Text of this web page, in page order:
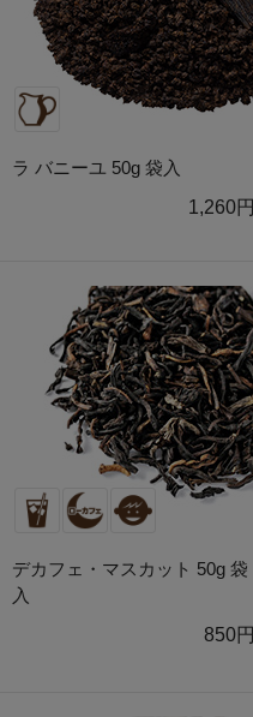
ラ バニーユ 50g 袋入
1,260円
デカフェ・マスカット 50g 袋
入
850円